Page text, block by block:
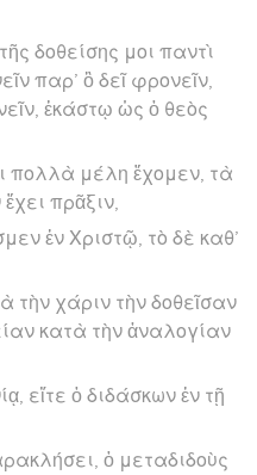
δοθείσης μοι παντὶ
παρ’ ὃ δεῖ φρονεῖν,
ἑκάστῳ ὡς ὁ θεὸς
πολλὰ μέλη ἔχομεν, τὰ
πρᾶξιν,
ἐν Χριστῷ, τὸ δὲ καθ’
τὴν χάριν τὴν δοθεῖσαν
κατὰ τὴν ἀναλογίαν
εἴτε ὁ διδάσκων ἐν τῇ
ὁ μεταδιδοὺς